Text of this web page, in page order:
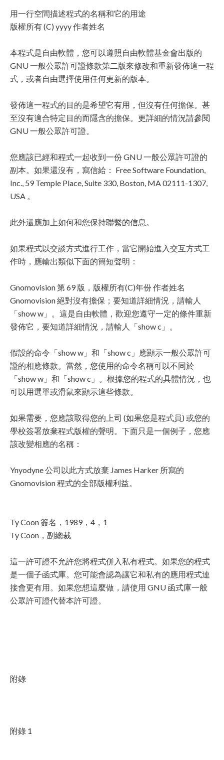
用一行空間描述程式的名稱和它的用途
版權所有 (C) yyyy 作者姓名
本程式是自由軟體，您可以遵照自由軟體基金會出版的
GNU 一般公眾許可證條款第二版來修改和重新發佈這一程
式，或者自由選擇使用任何更新的版本。
發佈這一程式的目的是希望它有用，但沒有任何擔保。甚
至沒有適合特定目的而隱含的擔保。更詳細的情況請參閱
GNU 一般公眾許可證。
您應該已經和程式一起收到一份 GNU 一般公眾許可證的
副本。如果還沒有，寫信給： Free Software Foundation,
Inc., 59 Temple Place, Suite 330, Boston, MA 02111-1307,
USA 。
此外還應加上如何和您保持聯繫的信息。
如果程式以交談方式進行工作，當它開始進入交互方式工
作時，應輸出類似下面的簡短聲明：
Gnomovision 第 69 版，版權所有(C)年份 作者姓名
Gnomovision 絕對沒有擔保；要知道詳細情況，請輸人
「show w」。這是自由軟體，歡迎您遵守一定的條件重新
發佈它，要知道詳細情況，請輸人「show c」。
假設的命令「show w」和「show c」應顯示一般公眾許可
證的相應條款。當然，您使用的命令名稱可以不同於
「show w」和「show c」。根據您的程式的具體情況，也
可以用選單或滑鼠來顯示這些條款。
如果需要，您應該取得您的上司 (如果您是程式員) 或您的
學校簽署放棄程式版權的聲明。下面只是一個例子，您應
該改變相應的名稱：
Ynyodyne 公司以此方式放棄 James Harker 所寫的
Gnomovision 程式的全部版權利益。
Ty Coon 簽名，1989，4，1
Ty Coon，副總裁
這一許可證不允許您將程式併入私有程式。如果您的程式
是一個子函式庫。您可能會認為讓它和私有的應用程式連
接會更有用。如果您想這麼做，請使用 GNU 函式庫一般
公眾許可證代替本許可證。
附錄
附錄 1